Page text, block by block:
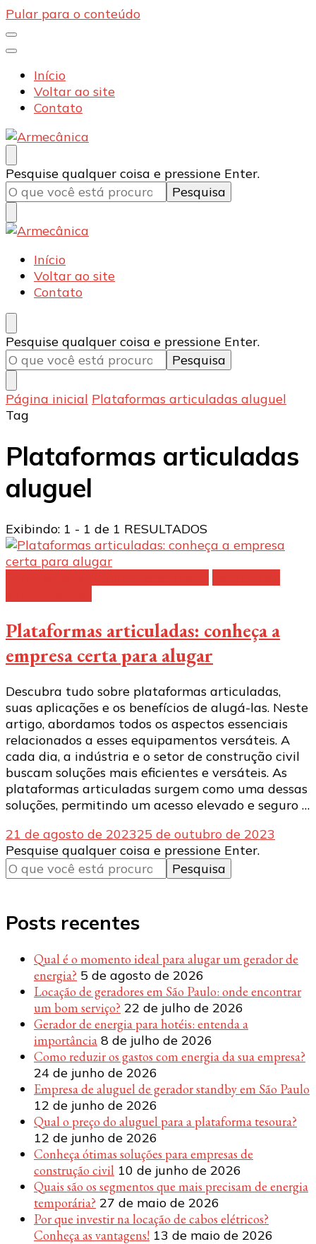
Pular para o conteúdo
Início
Voltar ao site
Contato
Armecânica
Blog
Procurando
algo?
Pesquise qualquer coisa e pressione Enter.
Armecânica
Blog
Início
Voltar ao site
Contato
Procurando
algo?
Pesquise qualquer coisa e pressione Enter.
Página inicial Plataformas articuladas aluguel
Tag
Plataformas articuladas
aluguel
Exibindo: 1 - 1 de 1 RESULTADOS
Plataformas articuladas: conheça a
empresa certa para alugar
Descubra tudo sobre plataformas articuladas,
suas aplicações e os benefícios de alugá-las. Neste
artigo, abordamos todos os aspectos essenciais
relacionados a esses equipamentos versáteis. A
cada dia, a indústria e o setor de construção civil
buscam soluções mais eficientes e versáteis. As
plataformas articuladas surgem como uma dessas
soluções, permitindo um acesso elevado e seguro …
21 de agosto de 202325 de outubro de 2023
Procurando
algo?
Pesquise qualquer coisa e pressione Enter.
Posts recentes
Qual é o momento ideal para alugar um gerador de
energia? 5 de agosto de 2026
Locação de geradores em São Paulo: onde encontrar
um bom serviço? 22 de julho de 2026
Gerador de energia para hotéis: entenda a
importância 8 de julho de 2026
Como reduzir os gastos com energia da sua empresa?
24 de junho de 2026
Empresa de aluguel de gerador standby em São Paulo
12 de junho de 2026
Qual o preço do aluguel para a plataforma tesoura?
12 de junho de 2026
Conheça ótimas soluções para empresas de
construção civil 10 de junho de 2026
Quais são os segmentos que mais precisam de energia
temporária? 27 de maio de 2026
Por que investir na locação de cabos elétricos?
Conheça as vantagens! 13 de maio de 2026